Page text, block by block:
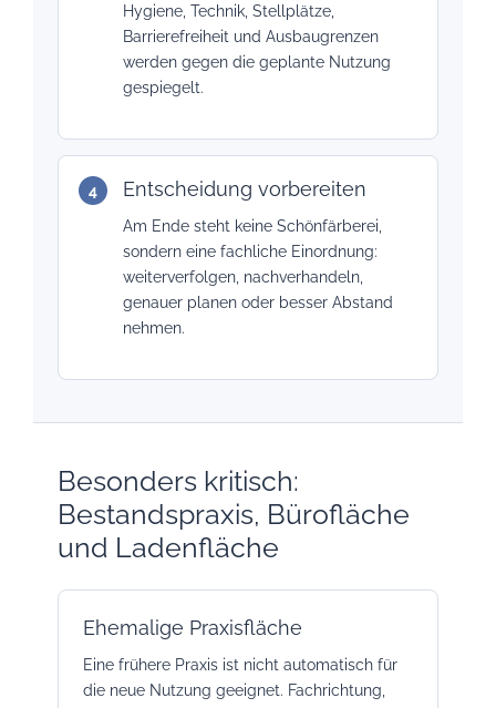
Hygiene, Technik, Stellplätze,
Barrierefreiheit und Ausbaugrenzen
werden gegen die geplante Nutzung
gespiegelt.
Entscheidung vorbereiten
Am Ende steht keine Schönfärberei,
sondern eine fachliche Einordnung:
weiterverfolgen, nachverhandeln,
genauer planen oder besser Abstand
nehmen.
Besonders kritisch:
Bestandspraxis, Bürofläche
und Ladenfläche
Ehemalige Praxisfläche
Eine frühere Praxis ist nicht automatisch für
die neue Nutzung geeignet. Fachrichtung,